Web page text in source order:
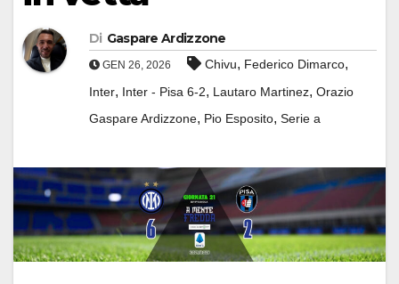
Di Gaspare Ardizzone
GEN 26, 2026 Chivu, Federico Dimarco,
Inter, Inter - Pisa 6-2, Lautaro Martinez, Orazio
Gaspare Ardizzone, Pio Esposito, Serie a